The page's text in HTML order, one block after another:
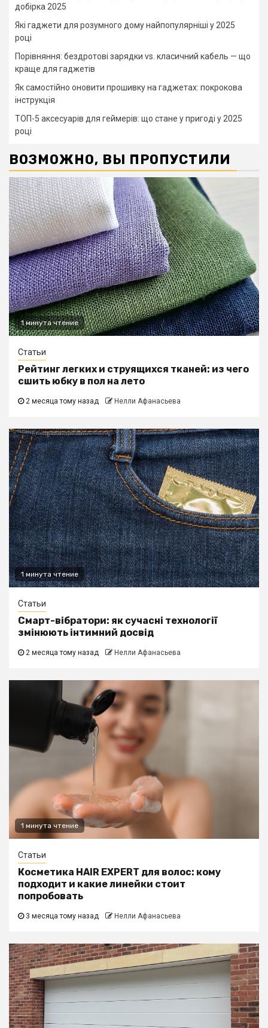
добірка 2025
Які гаджети для розумного дому найпопулярніші у 2025
році
Порівняння: бездротові зарядки vs. класичний кабель — що
краще для гаджетів
Як самостійно оновити прошивку на гаджетах: покрокова
інструкція
ТОП-5 аксесуарів для геймерів: що стане у пригоді у 2025
році
ВОЗМОЖНО, ВЫ ПРОПУСТИЛИ
1 минута чтение
Статьи
Рейтинг легких и струящихся тканей: из чего
сшить юбку в пол на лето
2 месяца тому назад Нелли Афанасьева
1 минута чтение
Статьи
Смарт-вібратори: як сучасні технології
змінюють інтимний досвід
2 месяца тому назад Нелли Афанасьева
1 минута чтение
Статьи
Косметика HAIR EXPERT для волос: кому
подходит и какие линейки стоит
попробовать
3 месяца тому назад Нелли Афанасьева